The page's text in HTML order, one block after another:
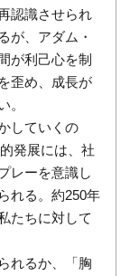
認識させられ
が、アダム・
が利己心を制
歪め、成長が
。
していくの
発展には、社
レーを意識し
れる。約250年
たちに対して
れるか、「胸